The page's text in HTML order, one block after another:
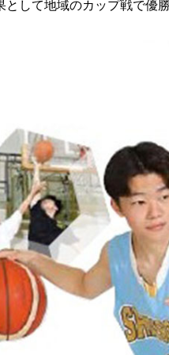
として地域のカップ戦で優